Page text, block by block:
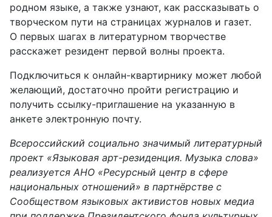
родном языке, а также узнают, как рассказывать о
творческом пути на страницах журналов и газет.
О первых шагах в литературном творчестве
расскажет резидент первой волны проекта.
Подключиться к онлайн-квартирнику может любой
желающий, достаточно пройти регистрацию и
получить ссылку-приглашение на указанную в
анкете электронную почту.
Всероссийский социально значимый литературный
проект «Языковая арт-резиденция. Музыка слова»
реализуется АНО «Ресурсный центр в сфере
национальных отношений» в партнёрстве с
Сообществом языковых активистов новых медиа